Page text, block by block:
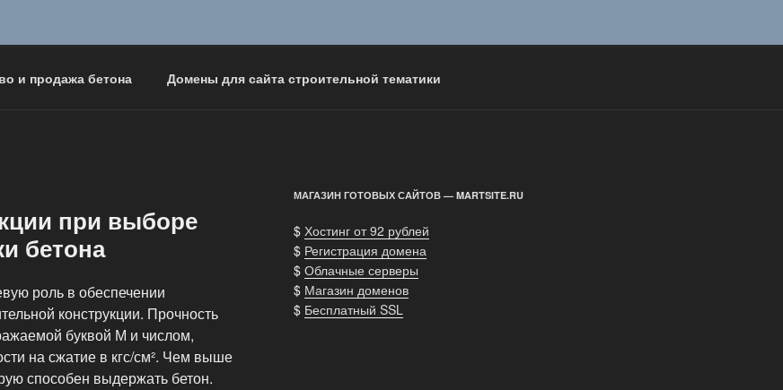
и продажа бетона Домены для сайта строительной тематики
при выборе
бетона
роль в обеспечении
конструкции. Прочность
буквой М и числом,
на сжатие в кгс/см². Чем выше
способен выдержать бетон.
МАГАЗИН ГОТОВЫХ САЙТОВ — MARTSITE.RU
$ Хостинг от 92 рублей
$ Регистрация домена
$ Облачные серверы
$ Магазин доменов
$ Бесплатный SSL